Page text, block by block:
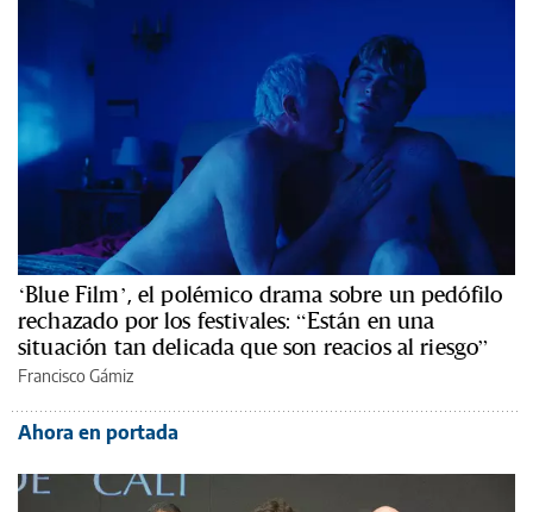
‘Blue Film’, el polémico drama sobre un pedófilo
rechazado por los festivales: “Están en una
situación tan delicada que son reacios al riesgo”
Francisco Gámiz
Ahora en portada